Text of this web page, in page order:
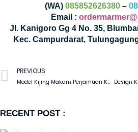
(WA) 085852626380–
Email :
Jl. Kanigoro Gg 4 No. 35,
Kec. Campurdarat,
PREVIOUS
Model Kijing Makam Perjamuan Kudus Bahan Marmer Kualitas Terbaik
RECENT POST :